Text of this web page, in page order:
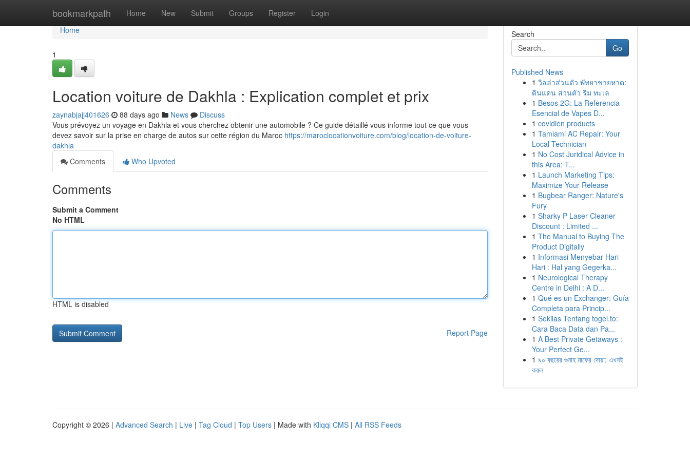
bookmarkpath Home New Submit Groups Register Login
Home
Home
1
Location voiture de Dakhla : Explication complet et prix
zaynabjajj401626 88 days ago News
Discuss
Vous prévoyez un voyage en Dakhla et vous cherchez obtenir une automobile ? Ce guide détaillé vous informe tout ce que vous
devez savoir sur la prise en charge de autos sur cette région du Maroc https://maroclocationvoiture.com/blog/location-de-voiture-
dakhla
Comments
Who Upvoted
Comments
Submit a Comment
No HTML
HTML is disabled
Report Page
Search
Go
Published News
1 วิลล่าส่วนตัว พัทยาชายหาด:
ดินแดน ส่วนตัว ริม ทะเล
1 Besos 2G: La Referencia
Esencial de Vapes D...
1 covidien products
1 Tamiami AC Repair: Your
Local Technician
1 No Cost Juridical Advice in
this Area: T...
1 Launch Marketing Tips:
Maximize Your Release
1 Bugbear Ranger: Nature's
Fury
1 Sharky P Laser Cleaner
Discount : Limited ...
1 The Manual to Buying The
Product Digitally
1 Informasi Menyebar Hari
Hari : Hal yang Gegerka...
1 Neurological Therapy
Centre in Delhi : A D...
1 Qué es un Exchanger: Guía
Completa para Princip...
1 Sekilas Tentang togel.to:
Cara Baca Data dan Pa...
1 A Best Private Getaways :
Your Perfect Ge...
1 ৯০ বছরের গুনাহ মাফের দোয়া: এখনই
করুন
Copyright © 2026 | Advanced Search | Live | Tag Cloud | Top Users | Made with Kliqqi CMS | All RSS Feeds